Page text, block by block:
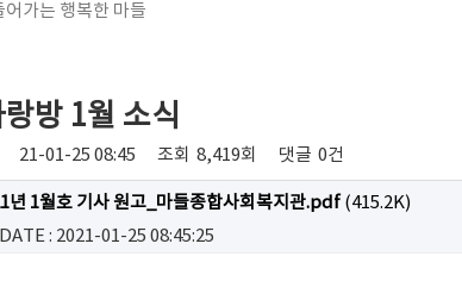
가는 행복한 마들
방 1월 소식
21-01-25 08:45 조회 8,419회 댓글 0건
년 1월호 기사 원고_마들종합사회복지관.pdf (415.2K)
DATE : 2021-01-25 08:45:25